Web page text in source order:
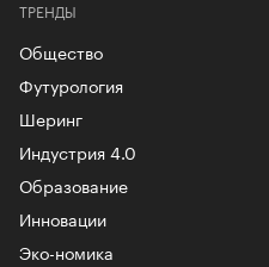
ТРЕНДЫ
Общество
Футурология
Шеринг
Индустрия 4.0
Образование
Инновации
Эко-номика